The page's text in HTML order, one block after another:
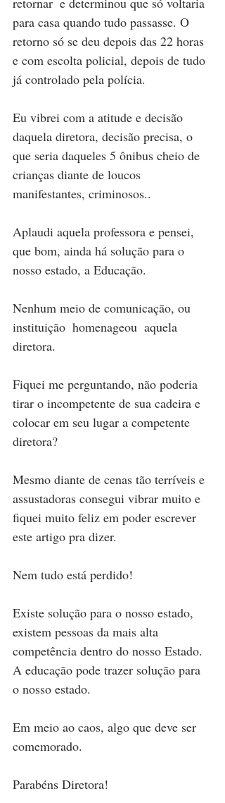
para casa quando tudo passasse. O
retorno só se deu depois das 22 horas
e com escolta policial, depois de tudo
já controlado pela polícia.
Eu vibrei com a atitude e decisão
daquela diretora, decisão precisa, o
que seria daqueles 5 ônibus cheio de
crianças diante de loucos
manifestantes, criminosos..
Aplaudi aquela professora e pensei,
que bom, ainda há solução para o
nosso estado, a Educação.
Nenhum meio de comunicação, ou
instituição  homenageou  aquela
diretora.
Fiquei me perguntando, não poderia
tirar o incompetente de sua cadeira e
colocar em seu lugar a competente
diretora?
Mesmo diante de cenas tão terríveis e
assustadoras consegui vibrar muito e
fiquei muito feliz em poder escrever
este artigo pra dizer.
Nem tudo está perdido!
Existe solução para o nosso estado,
existem pessoas da mais alta
competência dentro do nosso Estado.
A educação pode trazer solução para
o nosso estado.
Em meio ao caos, algo que deve ser
comemorado.
Parabéns Diretora!